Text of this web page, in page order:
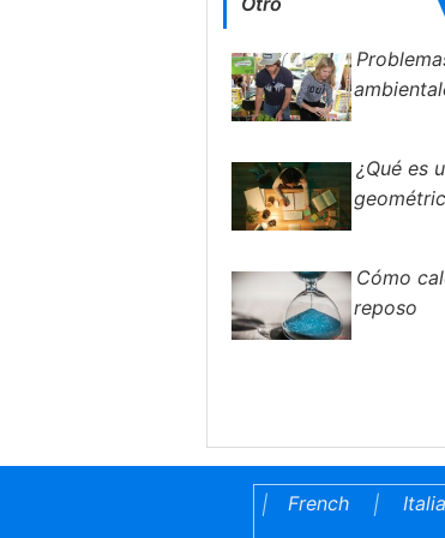
¿Qué es
Cómo
reposo
| French |